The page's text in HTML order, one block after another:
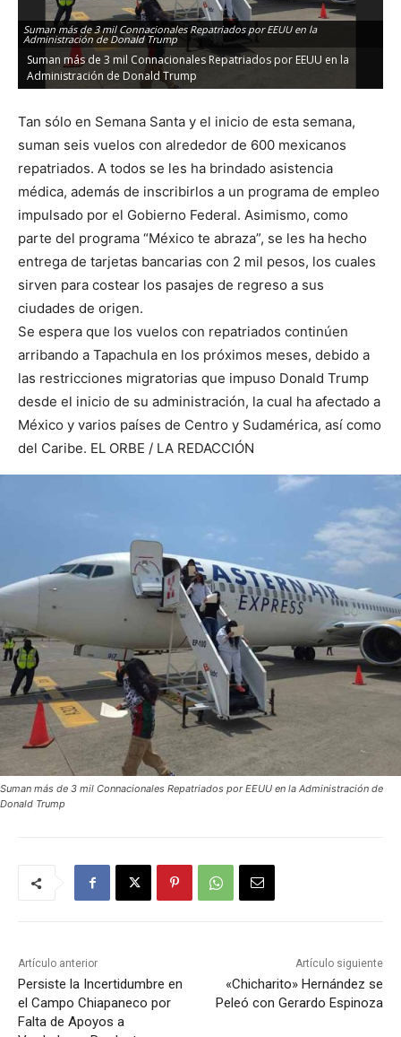
Suman más de 3 mil Connacionales Repatriados por EEUU en la
Administración de Donald Trump
Suman más de 3 mil Connacionales Repatriados por EEUU en la
Administración de Donald Trump
Tan sólo en Semana Santa y el inicio de esta semana,
suman seis vuelos con alrededor de 600 mexicanos
repatriados. A todos se les ha brindado asistencia
médica, además de inscribirlos a un programa de empleo
impulsado por el Gobierno Federal. Asimismo, como
parte del programa “México te abraza”, se les ha hecho
entrega de tarjetas bancarias con 2 mil pesos, los cuales
sirven para costear los pasajes de regreso a sus
ciudades de origen.
Se espera que los vuelos con repatriados continúen
arribando a Tapachula en los próximos meses, debido a
las restricciones migratorias que impuso Donald Trump
desde el inicio de su administración, la cual ha afectado a
México y varios países de Centro y Sudamérica, así como
del Caribe. EL ORBE / LA REDACCIÓN
Suman más de 3 mil Connacionales Repatriados por EEUU en la Administración de
Donald Trump
Artículo anterior
Persiste la Incertidumbre en
el Campo Chiapaneco por
Falta de Apoyos a
Artículo siguiente
«Chicharito» Hernández se
Peleó con Gerardo Espinoza